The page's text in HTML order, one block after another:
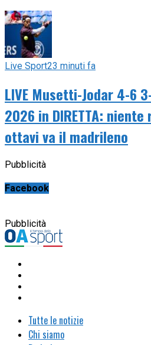
Live Sport23 minuti fa
LIVE Musetti-Jodar 4-6
2026 in DIRETTA:
ottavi va il madrileno
Pubblicità
Facebook
Pubblicità
Tutte le notizie
Chi siamo